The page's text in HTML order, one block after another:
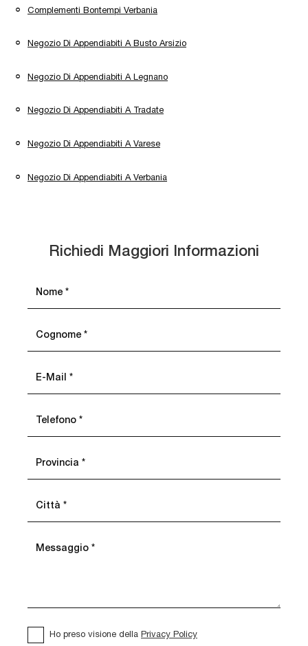
Complementi Bontempi Verbania
Negozio Di Appendiabiti A Busto Arsizio
Negozio Di Appendiabiti A Legnano
Negozio Di Appendiabiti A Tradate
Negozio Di Appendiabiti A Varese
Negozio Di Appendiabiti A Verbania
Richiedi Maggiori Informazioni
Ho preso visione della Privacy Policy